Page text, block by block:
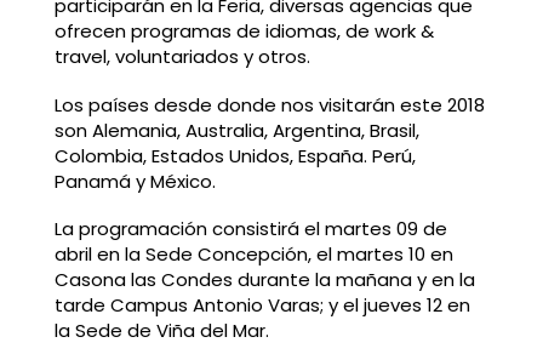
participarán en la Feria, diversas agencias que
ofrecen programas de idiomas, de work &
travel, voluntariados y otros.
Los países desde donde nos visitarán este 2018
son Alemania, Australia, Argentina, Brasil,
Colombia, Estados Unidos, España. Perú,
Panamá y México.
La programación consistirá el martes 09 de
abril en la Sede Concepción, el martes 10 en
Casona las Condes durante la mañana y en la
tarde Campus Antonio Varas; y el jueves 12 en
la Sede de Viña del Mar.